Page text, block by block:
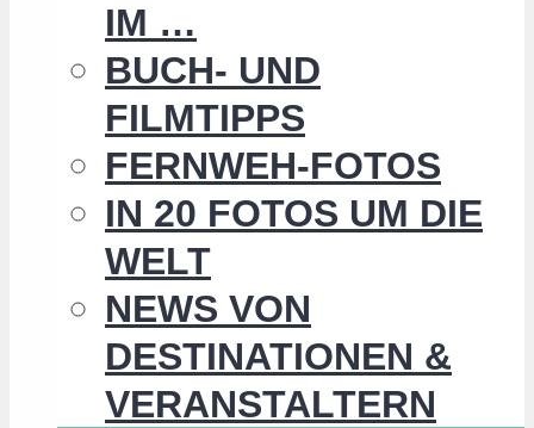
IM …
BUCH- UND
FILMTIPPS
FERNWEH-FOTOS
IN 20 FOTOS UM DIE
WELT
NEWS VON
DESTINATIONEN &
VERANSTALTERN